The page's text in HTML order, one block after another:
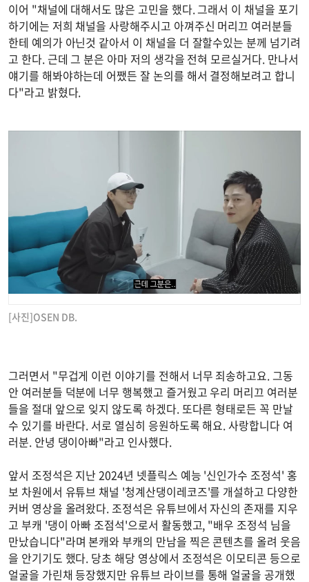
이어 "채널에 대해서도 많은 고민을 했다. 그래서 이 채널을 포기
하기에는 저희 채널을 사랑해주시고 아껴주신 머리끄 여러분들
한테 예의가 아닌것 같아서 이 채널을 더 잘할수있는 분께 넘기려
고 한다. 근데 그 분은 아마 저의 생각을 전혀 모르실거다. 만나서
얘기를 해봐야하는데 어쨌든 잘 논의를 해서 결정해보려고 합니
다"라고 밝혔다.
[사진]OSEN DB.
그러면서 "무겁게 이런 이야기를 전해서 너무 죄송하고요. 그동
안 여러분들 덕분에 너무 행복했고 즐거웠고 우리 머리끄 여러분
들을 절대 앞으로 잊지 않도록 하겠다. 또다른 형태로든 꼭 만날
수 있기를 바란다. 서로 열심히 응원하도록 해요. 사랑합니다 여
러분. 안녕 댕이아빠"라고 인사했다.
앞서 조정석은 지난 2024년 넷플릭스 예능 '신인가수 조정석' 홍
보 차원에서 유튜브 채널 '청계산댕이레코즈'를 개설하고 다양한
커버 영상을 올려왔다. 조정석은 유튜브에서 자신의 존재를 지우
고 부캐 '댕이 아빠 조점석'으로서 활동했고, "배우 조정석 님을
만났습니다"라며 본캐와 부캐의 만남을 찍은 콘텐츠를 올려 웃음
을 안기기도 했다. 당초 해당 영상에서 조정석은 이모티콘 등으로
얼굴을 가린채 등장했지만 유튜브 라이브를 통해 얼굴을 공개했